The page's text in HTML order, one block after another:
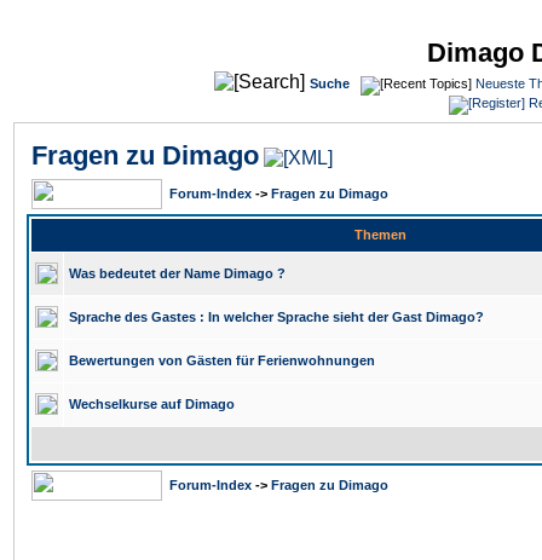
Dimago
Suche
Neueste
Fragen zu Dimago
Forum-Index -> Fragen zu Dimago
Themen
Was bedeutet der Name Dimago ?
Sprache des Gastes : In welcher Sprache sieht der Gast Dimago?
Bewertungen von Gästen für Ferienwohnungen
Wechselkurse auf Dimago
Forum-Index -> Fragen zu Dimago